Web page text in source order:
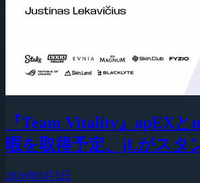
『Team Vitality』apEX
暇を取得予定、jLがスタ
2026年8月5日